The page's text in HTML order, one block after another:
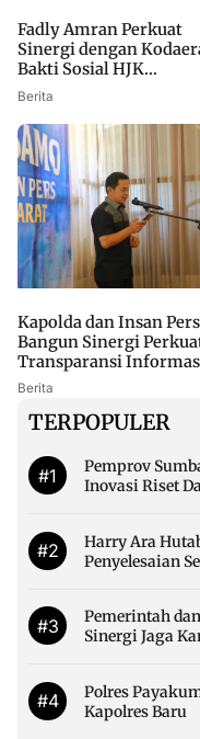
Fadly Amran Perkuat
Sinergi dengan
Bakti Sosial HJK...
Berita
Kapolda dan Insan Pers
Bangun Sinergi
Transparansi
Berita
TERPOPULER
#1
Pemprov
Inovasi Riset
#2
Harry Ara
Penyelesaian
#3
Pemerintah
Sinergi Jaga
#4
Polres
Kapolres Baru